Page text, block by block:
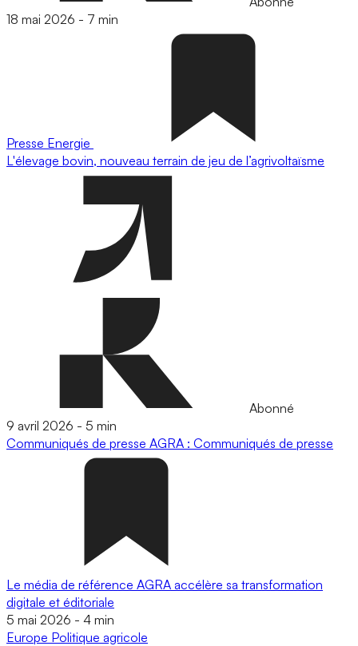
18 mai 2026 - 7 min
Presse Energie
L'élevage bovin, nouveau terrain de jeu de l’agrivoltaïsme
Abonné
9 avril 2026 - 5 min
Communiqués de presse AGRA : Communiqués de presse
Le média de référence AGRA accélère sa transformation
digitale et éditoriale
5 mai 2026 - 4 min
Europe Politique agricole